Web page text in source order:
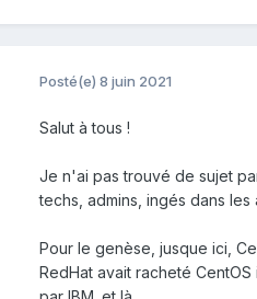
Posté(e) 8 juin 2021
Salut à tous !
Je n'ai pas trouvé de sujet
techs, admins, ingés dans les
Pour le genèse, jusque ici,
RedHat avait racheté